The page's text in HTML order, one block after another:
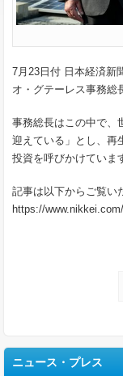
7月 23 日付 日本経済新
オ・グテーレス事務総
事務総長はこの中で、
迎えている」とし、
投資を呼びかけていま
記事は以下からご覧い
https://
ニュース・プレス